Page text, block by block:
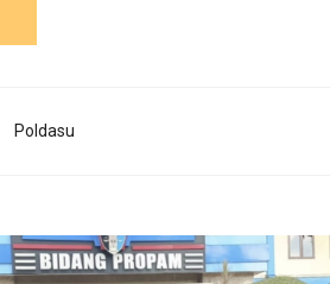
Poldasu